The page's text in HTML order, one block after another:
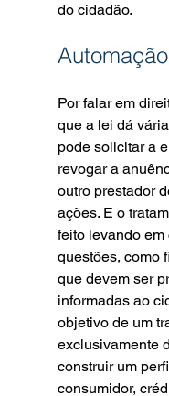
do cidadão.
Por falar em
que a lei dá
pode solicitar a
revogar a
outro prestador
ações. E o
feito levando
questões, como
que devem ser
informadas ao
objetivo de um
exclusivamente
construir um
consumidor,